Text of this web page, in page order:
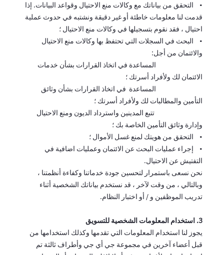
• التحقق من بياناتك مع وكالات منع الاحتيال وقواعد البيانات. إذا
قدمت لنا معلومات خاطئة أو غير دقيقة ونشتبه في حدوث عملية
احتيال ، فقد نقوم بتسجيلها في وكالات منع الاحتيال ؛
• البحث في السجلات التي تحتفظ بها وكالات منع الاحتيال
والائتمان من أجل:
المساعدة في اتخاذ القرارات بشأن خدمات
الائتمان لك ولأفراد أسرتك ؛
المساعدة في اتخاذ القرارات بشأن وثائق
التأمين والمطالبات لك ولأفراد أسرتك ؛
تتبع المدينين واسترداد الديون ومنع الاحتيال
وإدارة وثائق التأمين الخاصة بك ؛
• التحقق من هويتك لمنع غسل الأموال ؛
• إجراء عمليات البحث عن الائتمان وعمليات اضافية في
التفتيش عن الاحتيال.
نحن نسعى باستمرار لتحسين جودة خدماتنا وكفاءة أنظمتنا ،
وبالتالي ، من وقت لآخر ، قد نستخدم بياناتك الشخصية أثناء
تدريب الموظفين و / أو اختبار النظام.
3. استخدام المعلومات الشخصية للتسويق
يجوز لنا استخدام المعلومات التي تقدمها وكذلك استخدامها من
قبل أعضاء آخرين في مجموعة جي أي جي وأطراف ثالثة تم